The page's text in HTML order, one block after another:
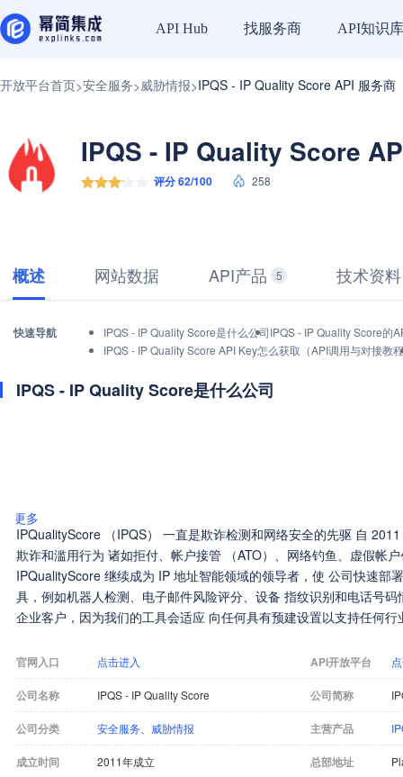
API Hub 找服务商 API知识库
开放平台首页>安全服务>威胁情报>IPQS - IP Quality Score API 服务商
IPQS - IP Quality Score
评分 62/100 258
概述 网站数据 API产品 5 技术资料
快速导航 IPQS - IP Quality Score是什么公司IPQS - IP Quality Score的
IPQS - IP Quality Score API Key怎么获取（API调用与对接教
IPQS - IP Quality Score是什么公司
更多
IPQualityScore （IPQS） 一直是欺诈检测和网络安全的先驱 自
欺诈和滥用行为 诸如拒付、帐户接管 （ATO）、网络钓鱼、虚假帐
IPQualityScore 继续成为 IP 地址智能领域的领导者，使 公司快速部
具，例如机器人检测、电子邮件风险评分、设备 指纹识别和电话号码情报。 IPQS 非常适合中
企业客户，因为我们的工具会适应 向任何具有预建设置以支持任何行业或地区的受
官网入口 点击进入 API开放平台
公司名称 IPQS - IP Quality Score 公司简称
公司分类 安全服务 威胁情报 主营产品
成立时间 2011年成立 总部地址